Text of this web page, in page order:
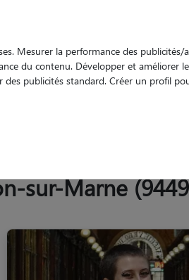
sur-Marne
Mesurer la performance des publicités/
du contenu. Développer et améliorer
publicités standard. Créer un profil